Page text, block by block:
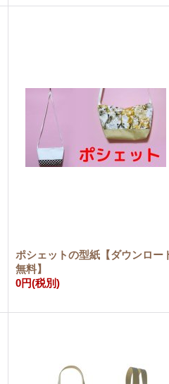
ポシェットの型紙【ダウンロー
無料】
0円(税別)